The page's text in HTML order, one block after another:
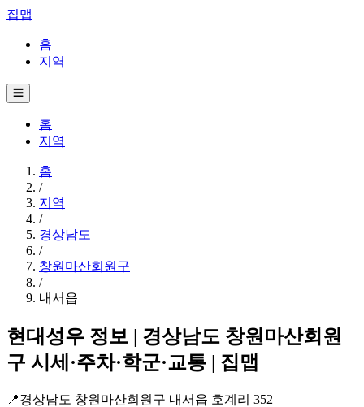
집맵
홈
지역
☰
홈
지역
홈
/
지역
/
경상남도
/
창원마산회원구
/
내서읍
현대성우 정보 | 경상남도 창원마산회원
구 시세·주차·학군·교통 | 집맵
📍경상남도 창원마산회원구 내서읍 호계리 352